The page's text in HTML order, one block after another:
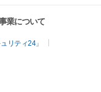
業について
リティ24」